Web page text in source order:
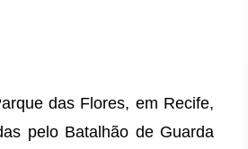
das Flores, em Recife,
pelo Batalhão de Guarda